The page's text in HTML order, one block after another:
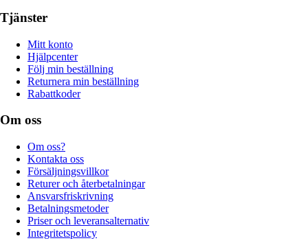
Tjänster
Mitt konto
Hjälpcenter
Följ min beställning
Returnera min beställning
Rabattkoder
Om oss
Om oss?
Kontakta oss
Försäljningsvillkor
Returer och återbetalningar
Ansvarsfriskrivning
Betalningsmetoder
Priser och leveransalternativ
Integritetspolicy